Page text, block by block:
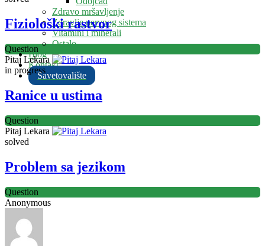
Zdravo mršavljenje
Zdravlje nervnog sistema
Vitamini i minerali
Ostalo
Blog
Kontakt
Savetovalište
Fiziološki rastvor
Question
Pitaj Lekara
in progress
Ranice u ustima
Question
Pitaj Lekara
solved
Problem sa jezikom
Question
Anonymous